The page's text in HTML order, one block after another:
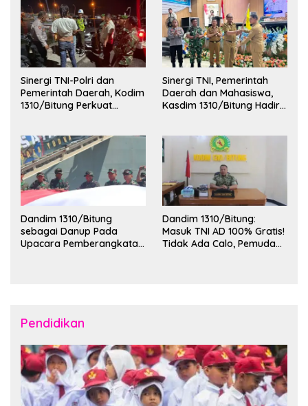
Sinergi TNI-Polri dan
Pemerintah Daerah, Kodim
1310/Bitung Perkuat
Sinergi TNI, Pemerintah
Daerah dan Mahasiswa,
Kasdim 1310/Bitung Hadiri
Kota Bitung
Dandim 1310/Bitung
sebagai Danup Pada
Upacara Pemberangkatan
Dandim 1310/Bitung:
Masuk TNI AD 100% Gratis!
Tidak Ada Calo, Pemuda
Pendidikan